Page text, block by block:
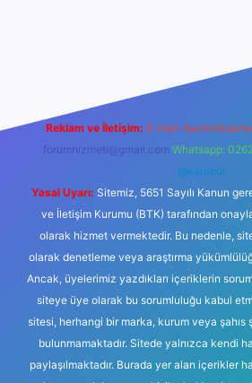
Reklam ve İletişim: E-mail:
forumhizmeti@gmail.com Whatsapp:
@karabul
Yasal Uyarı: Sitemiz, 5651 Sayılı Kanun
ve İletişim Kurumu (BTK) tarafından
olarak hizmet vermektedir. Bu nedenle,
olarak denetleme veya araştırma
Ancak, üyelerimiz yazdıkları içeriklerin
siteye üye olarak bu sorumluluğu kabul
sitesi, herhangi bir marka, kurum veya şahıs
bulunmamaktadır. Sitede yalnızca kendi
paylaşılmaktadır. Burada yer alan içerikler